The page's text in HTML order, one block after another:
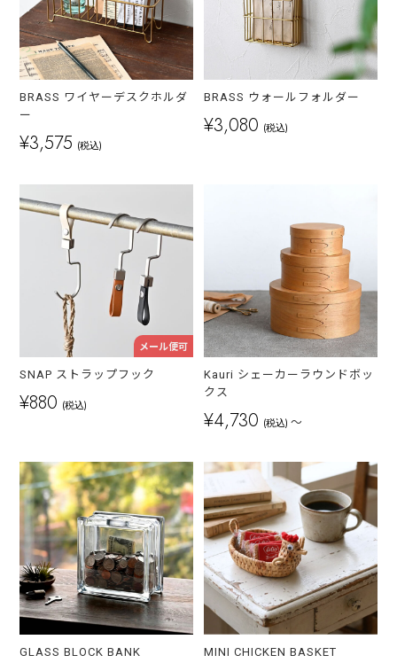
BRASS ワイヤーデスクホルダ
ー
¥3,575 (税込)
BRASS ウォールフォルダー
¥3,080 (税込)
メール便可
SNAP ストラップフック
¥880 (税込)
Kauri シェーカーラウンドボッ
クス
¥4,730 (税込) ～
GLASS BLOCK BANK MINI CHICKEN BASKET